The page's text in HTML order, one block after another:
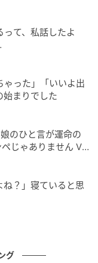
、不特定多数の
心理は、物を大
もありません。
にしたいもの」
「椅子に置く」
の上に抱えるな
はあったのでは
を優先するあま
て、私話したよ
った」「いいよ出
始まりでした
のひと言が運命の
じゃありません Vo
？」寝ていると思
グ